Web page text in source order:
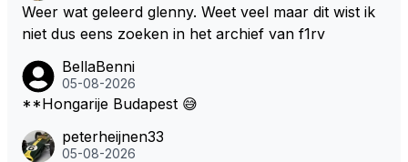
Weer wat geleerd glenny. Weet veel maar dit wist ik
niet dus eens zoeken in het archief van f1rv
BellaBenni
05-08-2026
**Hongarije Budapest 😅
peterheijnen33
05-08-2026